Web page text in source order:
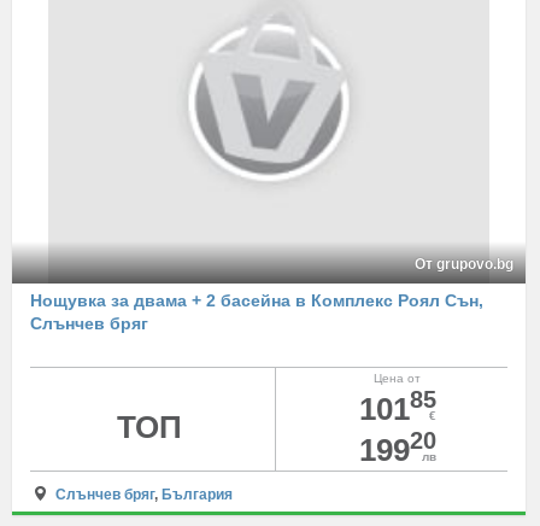
От grupovo.bg
Нощувка за двама + 2 басейна в Комплекс Роял Сън,
Слънчев бряг
Цена от
10185
€
19920
лв
ТОП
Слънчев бряг, България